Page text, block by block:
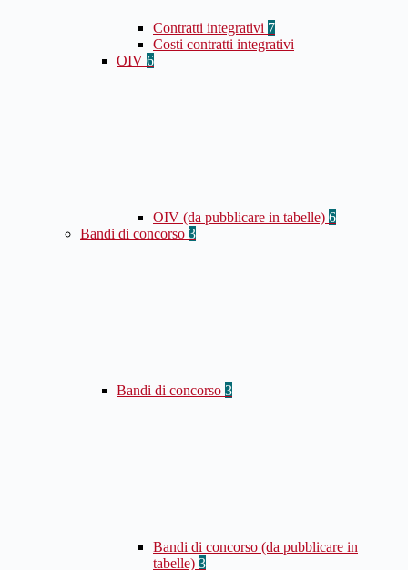
Contratti integrativi 7
Costi contratti integrativi
OIV 6
OIV (da pubblicare in tabelle) 6
Bandi di concorso 3
Bandi di concorso 3
Bandi di concorso (da pubblicare in
tabelle) 3